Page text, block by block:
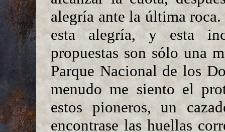
alegría ante la última
esta alegría, y esta
propuestas son sólo una
Parque Nacional de los
menudo me siento el
estos pioneros, un
encontrase las huellas